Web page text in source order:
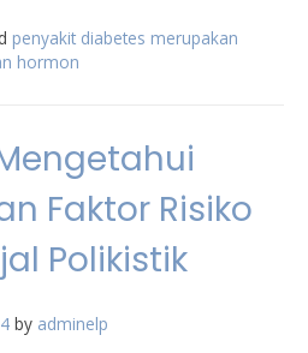
penyakit diabetes merupakan
hormon
Faktor Risiko
Polikistik
by adminelp